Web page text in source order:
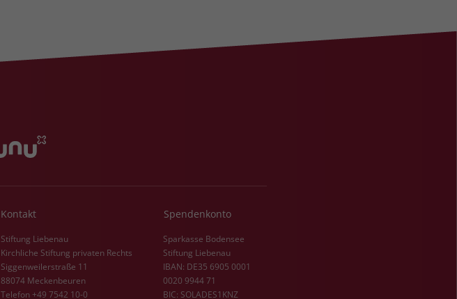
Kontakt Spendenkonto
Stiftung Liebenau
Kirchliche Stiftung privaten Rechts
Siggenweilerstraße 11
88074 Meckenbeuren
Telefon +49 7542 10-0
Sparkasse Bodensee
Stiftung Liebenau
IBAN: DE35 6905 0001
0020 9944 71
BIC: SOLADES1KNZ